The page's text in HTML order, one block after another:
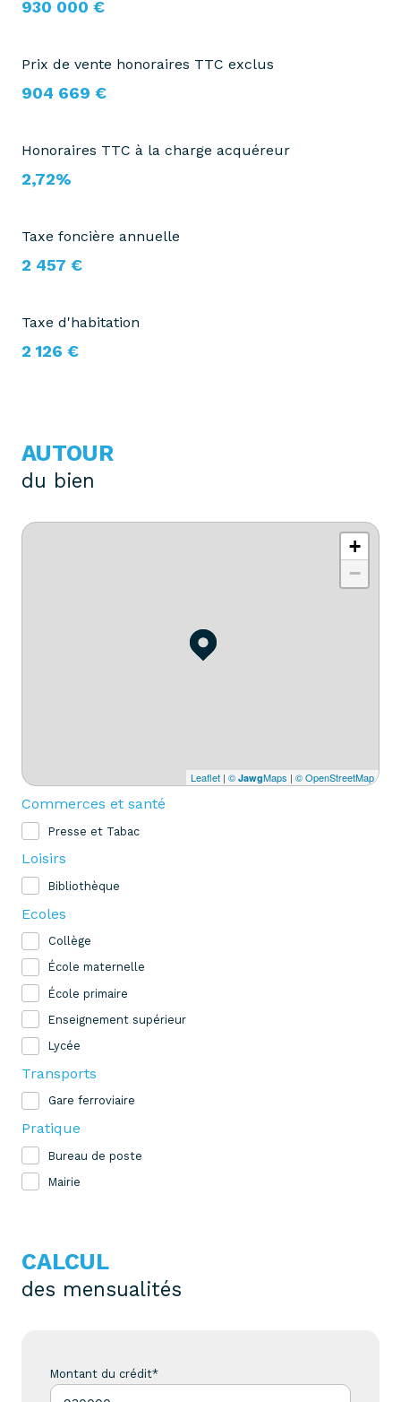
930 000 €
Prix de vente honoraires TTC exclus
904 669 €
Honoraires TTC à la charge acquéreur
2,72%
Taxe foncière annuelle
2 457 €
Taxe d'habitation
2 126 €
AUTOUR
du bien
+
−
Leaflet | © JawgMaps | © OpenStreetMap
Commerces et santé
Presse et Tabac
Loisirs
Bibliothèque
Ecoles
Collège
École maternelle
École primaire
Enseignement supérieur
Lycée
Transports
Gare ferroviaire
Pratique
Bureau de poste
Mairie
CALCUL
des mensualités
Montant du crédit*